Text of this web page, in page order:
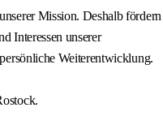
Mission. Deshalb fördern
Interessen unserer
Weiterentwicklung.